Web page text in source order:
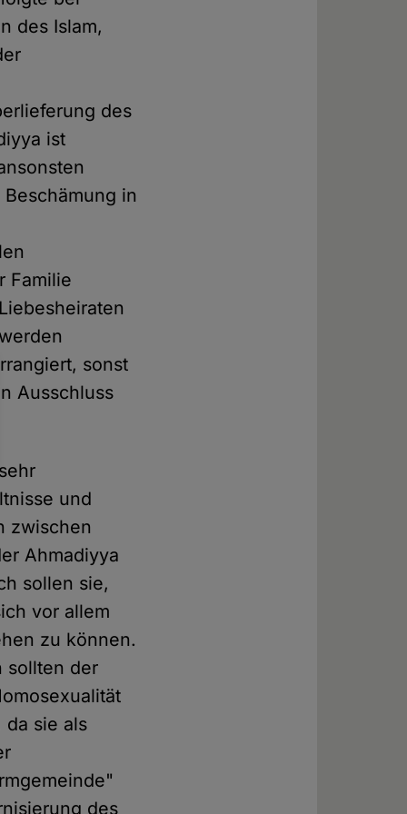
des Islam,
des
ist
in
Familie
sonst
Ausschluss
und
zwischen
Ahmadiyya
sollen sie,
vor allem
zu können.
sollten der
sie als
des